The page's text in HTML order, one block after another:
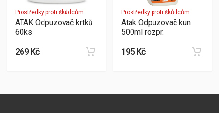
Prostředky proti škůdcům
ATAK Odpuzovač krtků
60ks
269 Kč
Prostředky proti škůdcům
Atak Odpuzovač kun
500ml rozpr.
195 Kč